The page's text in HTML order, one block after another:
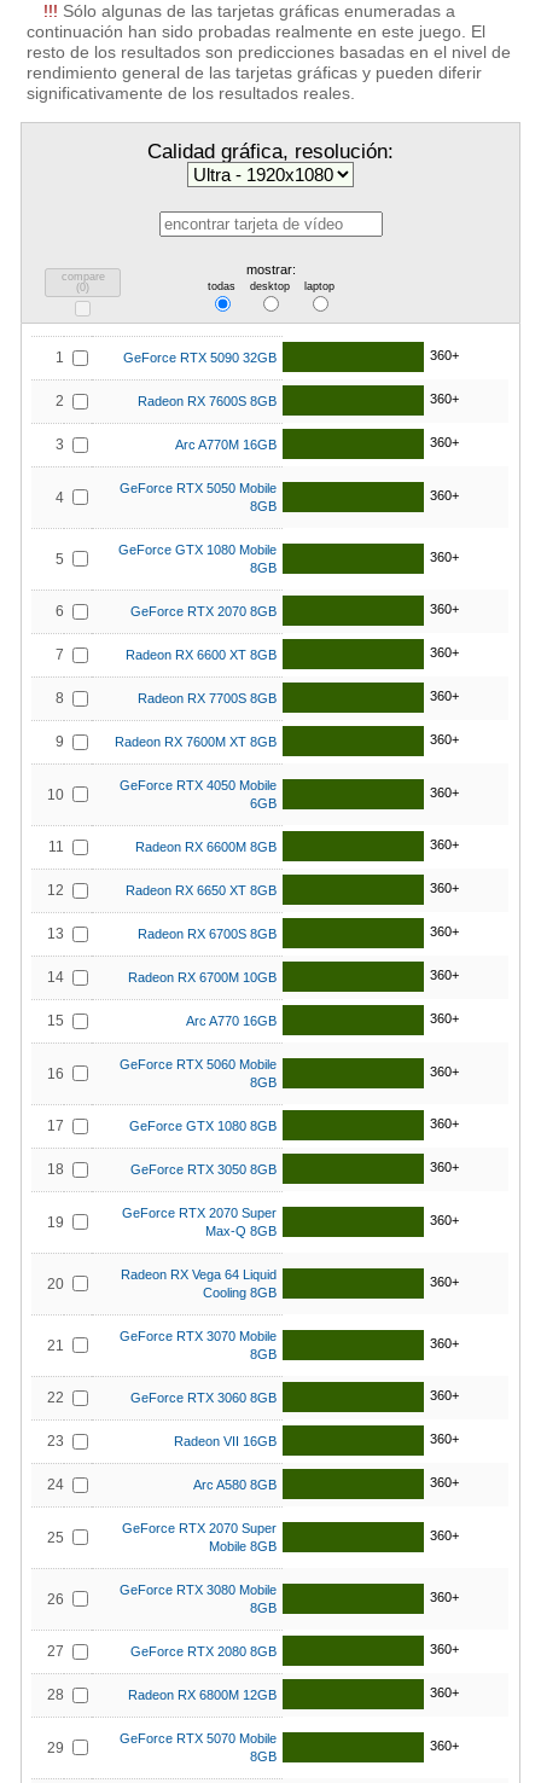
!!! Sólo algunas de las tarjetas gráficas enumeradas a
continuación han sido probadas realmente en este juego. El
resto de los resultados son predicciones basadas en el nivel de
rendimiento general de las tarjetas gráficas y pueden diferir
significativamente de los resultados reales.
Calidad gráfica, resolución:
compare
(0)
mostrar:
todas desktop laptop
1 GeForce RTX 5090 32GB 360+
2 Radeon RX 7600S 8GB 360+
3 Arc A770M 16GB 360+
4
GeForce RTX 5050 Mobile
8GB
360+
5
GeForce GTX 1080 Mobile
8GB
360+
6 GeForce RTX 2070 8GB 360+
7 Radeon RX 6600 XT 8GB 360+
8 Radeon RX 7700S 8GB 360+
9 Radeon RX 7600M XT 8GB 360+
10
GeForce RTX 4050 Mobile
6GB
360+
11 Radeon RX 6600M 8GB 360+
12 Radeon RX 6650 XT 8GB 360+
13 Radeon RX 6700S 8GB 360+
14 Radeon RX 6700M 10GB 360+
15 Arc A770 16GB 360+
16
GeForce RTX 5060 Mobile
8GB
360+
17 GeForce GTX 1080 8GB 360+
18 GeForce RTX 3050 8GB 360+
19
GeForce RTX 2070 Super
Max-Q 8GB
360+
20
Radeon RX Vega 64 Liquid
Cooling 8GB
360+
21
GeForce RTX 3070 Mobile
8GB
360+
22 GeForce RTX 3060 8GB 360+
23 Radeon VII 16GB 360+
24 Arc A580 8GB 360+
25
GeForce RTX 2070 Super
Mobile 8GB
360+
26
GeForce RTX 3080 Mobile
8GB
360+
27 GeForce RTX 2080 8GB 360+
28 Radeon RX 6800M 12GB 360+
29
GeForce RTX 5070 Mobile
8GB
360+